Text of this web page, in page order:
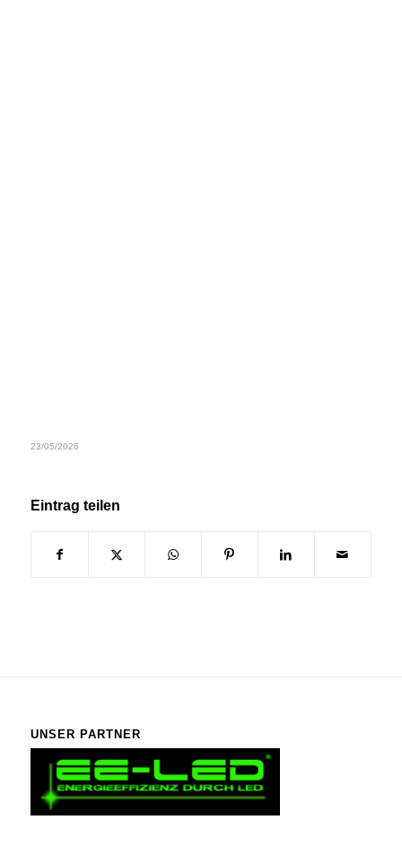
23/05/2026
Eintrag teilen
UNSER PARTNER